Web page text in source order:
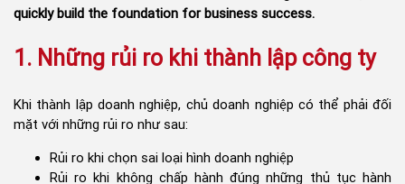
quickly build the foundation for business success.
1. Những rủi ro khi thành lập công ty
Khi thành lập doanh nghiệp, chủ doanh nghiệp có thể phải đối
mặt với những rủi ro như sau:
Rủi ro khi chọn sai loại hình doanh nghiệp
Rủi ro khi không chấp hành đúng những thủ tục hành